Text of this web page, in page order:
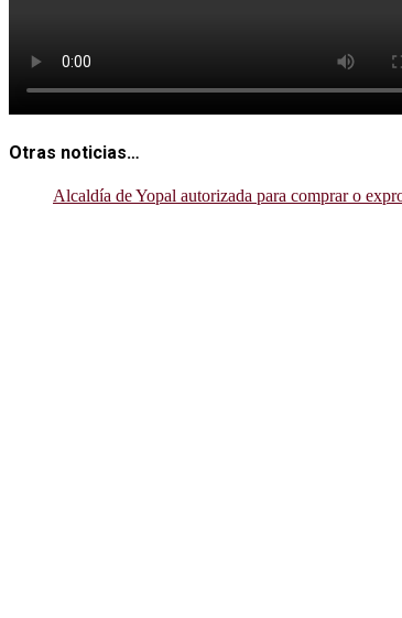
Otras noticias…
Alcaldía de Yopal autorizada para comprar o